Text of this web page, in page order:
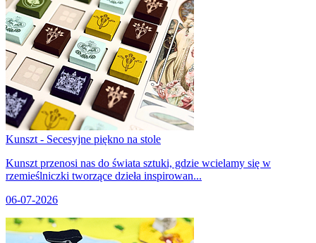
Kunszt - Secesyjne piękno na stole
Kunszt przenosi nas do świata sztuki, gdzie wcielamy się w
rzemieślniczki tworzące dzieła inspirowan...
06-07-2026